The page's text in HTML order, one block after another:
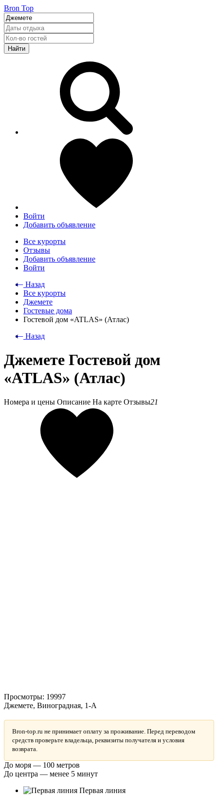
Bron Top
Найти
Войти
Добавить объявление
Все курорты
Отзывы
Добавить объявление
Войти
⃪ Назад
Все курорты
Джемете
Гостевые дома
Гостевой дом «ATLAS» (Атлас)
⃪ Назад
Джемете Гостевой дом
«ATLAS» (Атлас)
Номера и цены Описание На карте Отзывы21
Просмотры: 19997
Джемете, Виноградная, 1-А
Bron-top.ru не принимает оплату за проживание. Перед переводом
средств проверьте владельца, реквизиты получателя и условия
возврата.
До моря — 100 метров
До центра — менее 5 минут
Первая линия